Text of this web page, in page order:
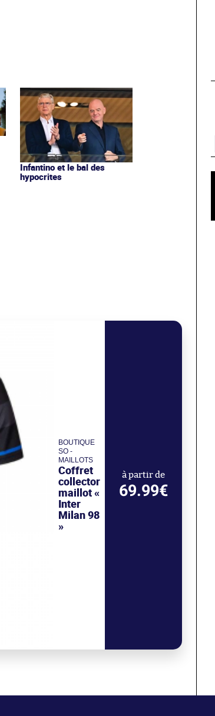
Infantino et le bal des
hypocrites
BOUTIQUE
SO -
MAILLOTS
Coffret
collector
maillot «
Inter
Milan 98
»
à partir de
69.99€